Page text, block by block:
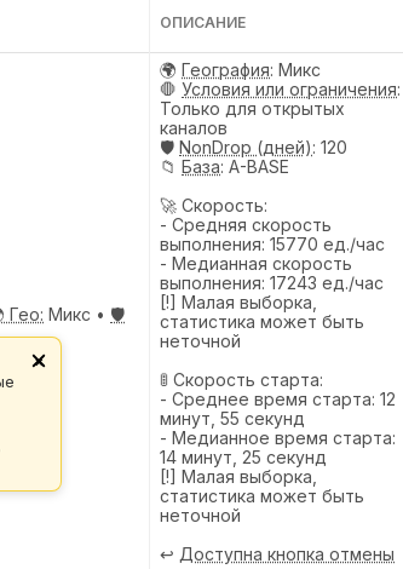
ОПИСАНИЕ
Гео: Микс • 🛡️
🌍 География: Микс
🛑 Условия или ограничения:
Только для открытых
каналов
🛡️ NonDrop (дней): 120
📁 База: A-BASE
🚀 Скорость:
- Средняя скорость
выполнения: 15770 ед./час
- Медианная скорость
выполнения: 17243 ед./час
[!] Малая выборка,
статистика может быть
неточной
🚦 Скорость старта:
- Среднее время старта: 12
минут, 55 секунд
- Медианное время старта:
14 минут, 25 секунд
[!] Малая выборка,
статистика может быть
неточной
↩️ Доступна кнопка отмены
×